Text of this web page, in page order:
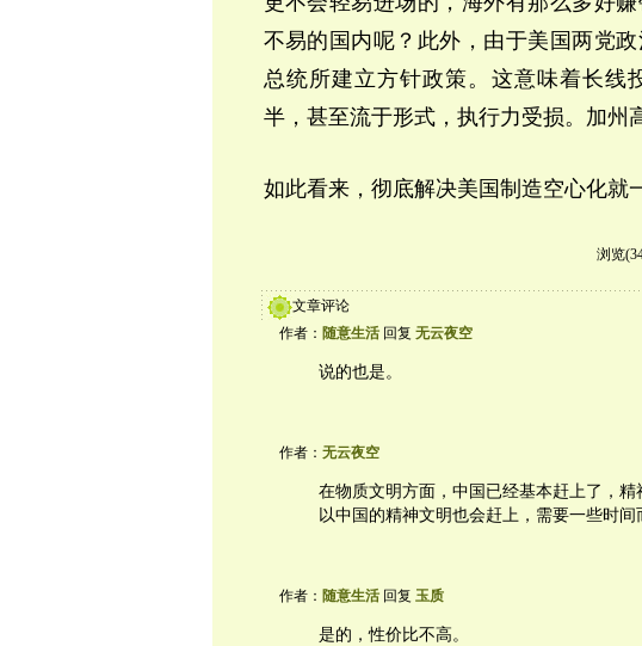
不易的国内呢？此外，由于美国两党
总统所建立方针政策。这意味着长线
半，甚至流于形式，执行力受损。加州
如此看来，彻底解决美国制造空心化就
浏览
文章评论
作者： 随意生活回复 无云夜空
说的也是。
作者： 无云夜空
在物质文明方面，中国已经基本赶上了，
以中国的精神文明也会赶上，需要一些时间
作者： 随意生活回复 玉质
是的，性价比不高。